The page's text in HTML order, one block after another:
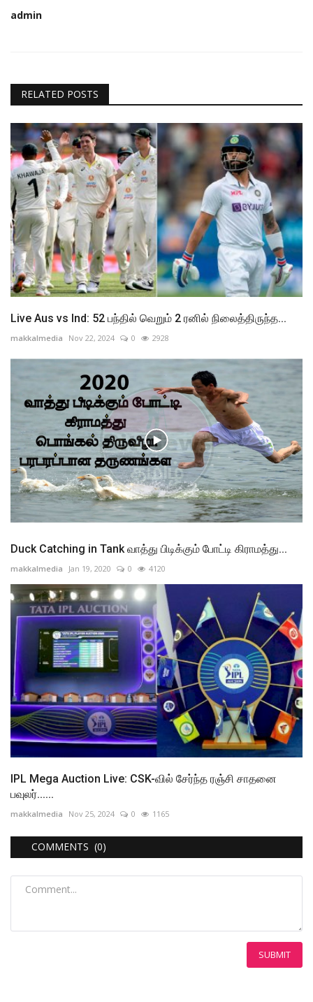
admin
RELATED POSTS
Live Aus vs Ind: 52 பந்தில் வெறும் 2 ரனில் நிலைத்திருந்த...
makkalmedia Nov 22, 2024 0 2928
Duck Catching in Tank வாத்து பிடிக்கும் போட்டி கிராமத்து...
makkalmedia Jan 19, 2020 0 4120
IPL Mega Auction Live: CSK-வில் சேர்ந்த ரஞ்சி சாதனை
பவுலர்......
makkalmedia Nov 25, 2024 0 1165
COMMENTS (0)
SUBMIT